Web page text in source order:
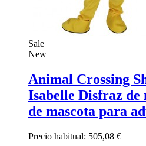
Sale
New
Animal Crossing
Isabelle Disfraz de
de mascota para
Precio habitual: 505,08 €